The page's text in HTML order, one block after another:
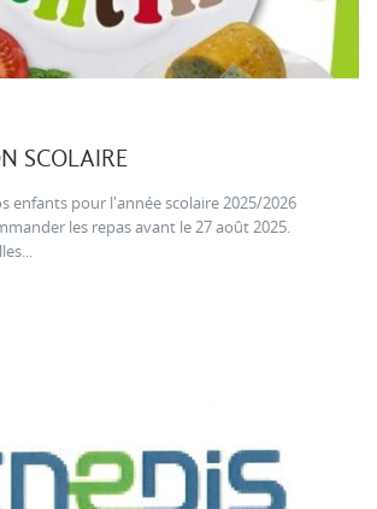
SCOLAIRE
enfants pour l'année scolaire 2025/2026
les repas avant le 27 août 2025.